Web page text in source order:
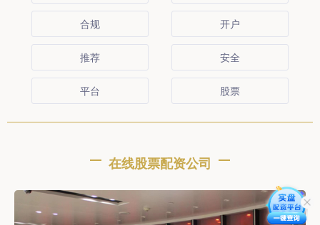
合规 开户
推荐 安全
平台 股票
在线股票配资公司